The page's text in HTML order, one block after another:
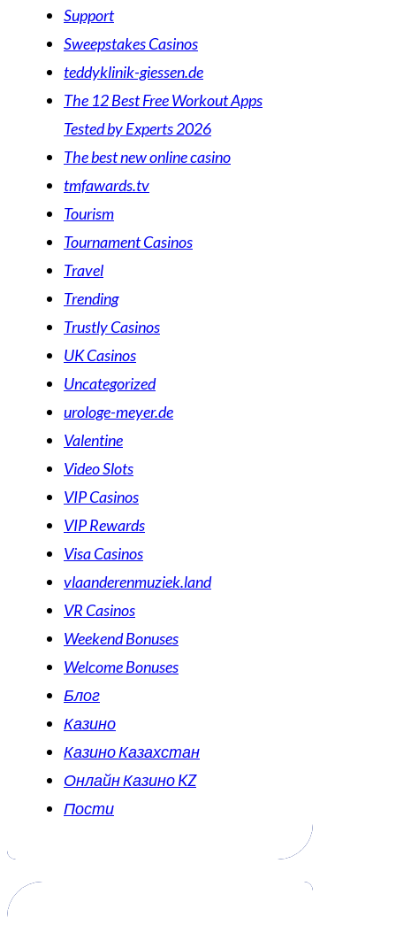
Support
Sweepstakes Casinos
teddyklinik-giessen.de
The 12 Best Free Workout Apps
Tested by Experts 2026
The best new online casino
tmfawards.tv
Tourism
Tournament Casinos
Travel
Trending
Trustly Casinos
UK Casinos
Uncategorized
urologe-meyer.de
Valentine
Video Slots
VIP Casinos
VIP Rewards
Visa Casinos
vlaanderenmuziek.land
VR Casinos
Weekend Bonuses
Welcome Bonuses
Блог
Казино
Казино Казахстан
Онлайн Казино KZ
Пости